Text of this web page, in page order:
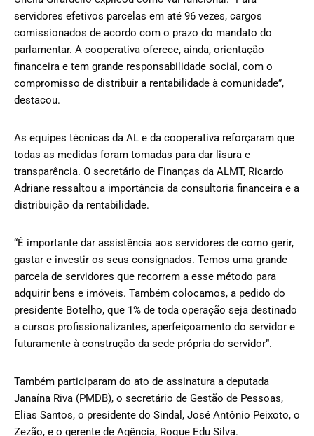
servidores efetivos parcelas em até 96 vezes, cargos
comissionados de acordo com o prazo do mandato do
parlamentar. A cooperativa oferece, ainda, orientação
financeira e tem grande responsabilidade social, com o
compromisso de distribuir a rentabilidade à comunidade”,
destacou.
As equipes técnicas da AL e da cooperativa reforçaram que
todas as medidas foram tomadas para dar lisura e
transparência. O secretário de Finanças da ALMT, Ricardo
Adriane ressaltou a importância da consultoria financeira e a
distribuição da rentabilidade.
“É importante dar assistência aos servidores de como gerir,
gastar e investir os seus consignados. Temos uma grande
parcela de servidores que recorrem a esse método para
adquirir bens e imóveis. Também colocamos, a pedido do
presidente Botelho, que 1% de toda operação seja destinado
a cursos profissionalizantes, aperfeiçoamento do servidor e
futuramente à construção da sede própria do servidor”.
Também participaram do ato de assinatura a deputada
Janaína Riva (PMDB), o secretário de Gestão de Pessoas,
Elias Santos, o presidente do Sindal, José Antônio Peixoto, o
Zezão, e o gerente de Agência, Roque Edu Silva.